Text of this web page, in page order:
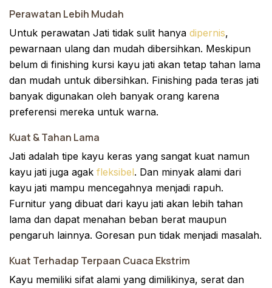
Perawatan Lebih Mudah
Untuk perawatan Jati tidak sulit hanya dipernis,
pewarnaan ulang dan mudah dibersihkan. Meskipun
belum di finishing kursi kayu jati akan tetap tahan lama
dan mudah untuk dibersihkan. Finishing pada teras jati
banyak digunakan oleh banyak orang karena
preferensi mereka untuk warna.
Kuat & Tahan Lama
Jati adalah tipe kayu keras yang sangat kuat namun
kayu jati juga agak fleksibel. Dan minyak alami dari
kayu jati mampu mencegahnya menjadi rapuh.
Furnitur yang dibuat dari kayu jati akan lebih tahan
lama dan dapat menahan beban berat maupun
pengaruh lainnya. Goresan pun tidak menjadi masalah.
Kuat Terhadap Terpaan Cuaca Ekstrim
Kayu memiliki sifat alami yang dimilikinya, serat dan